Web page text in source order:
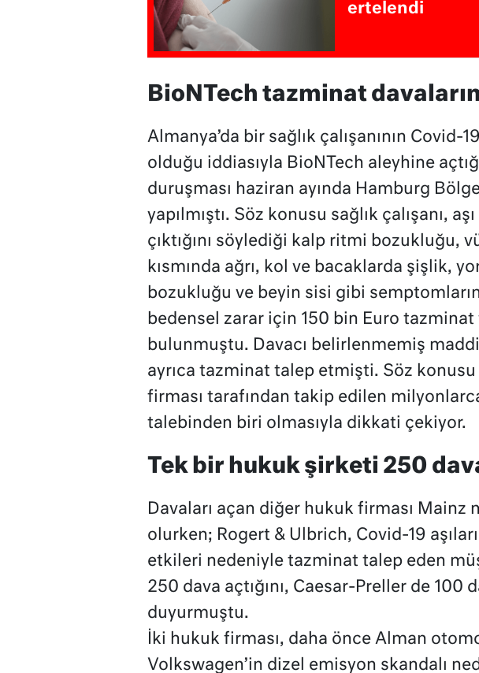
ertelendi
BioNTech tazminat
Almanya’da bir sağlık çalışanının Covid-
olduğu iddiasıyla BioNTech aleyhine
duruşması haziran ayında Hamburg
yapılmıştı. Söz konusu sağlık çalışanı,
çıktığını söylediği kalp ritmi bozukluğu,
kısmında ağrı, kol ve bacaklarda şişlik,
bozukluğu ve beyin sisi gibi
bedensel zarar için 150 bin Euro
bulunmuştu. Davacı belirlenmemiş
ayrıca tazminat talep etmişti. Söz
firması tarafından takip edilen
talebinden biri olmasıyla dikkati çekiyor.
Tek bir hukuk şirketi 250
Davaları açan diğer hukuk firması Mainz
olurken; Rogert & Ulbrich, Covid-19
etkileri nedeniyle tazminat talep eden
250 dava açtığını, Caesar-Preller de 100
duyurmuştu.
İki hukuk firması, daha önce Alman
Volkswagen’in dizel emisyon skandalı